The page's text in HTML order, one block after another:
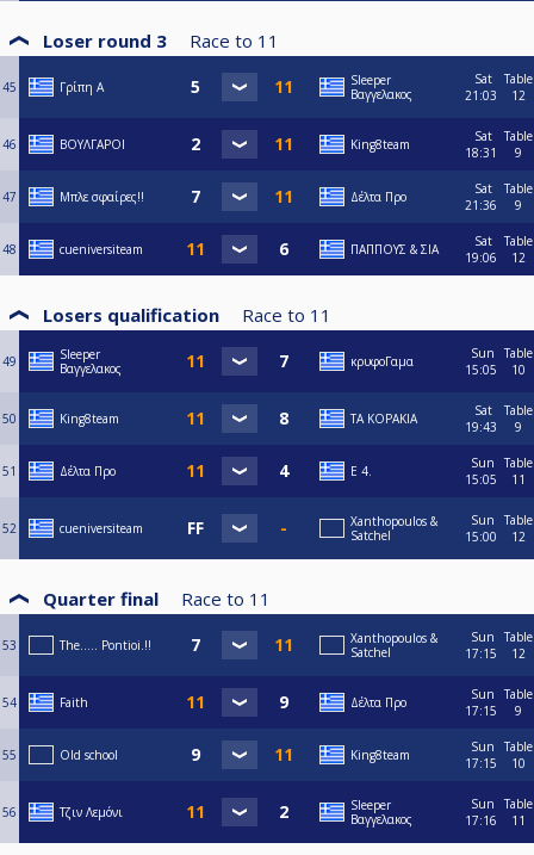
Loser round 3 Race to 11
45 Γρίπη Α
Sleeper
Βαγγελακος
Sat
21:03
Table
12
46 ΒΟΥΛΓΑΡΟΙ King8team
Sat
18:31
Table
9
47 Μπλε σφαίρες!! Δέλτα Προ
Sat
21:36
Table
9
48 cueniversiteam ΠΑΠΠΟΥΣ & ΣΙΑ
Sat
19:06
Table
12
Losers qualification Race to 11
49
Sleeper
Βαγγελακος
κρυφοΓαμα
Sun
15:05
Table
10
50 King8team ΤΑ ΚΟΡΑΚΙΑ
Sat
19:43
Table
9
51 Δέλτα Προ E 4.
Sun
15:05
Table
11
52 cueniversiteam
Xanthopoulos &
Satchel
Sun
15:00
Table
12
Quarter final Race to 11
53 The..... Pontioi.!!
Xanthopoulos &
Satchel
Sun
17:15
Table
12
54 Faith Δέλτα Προ
Sun
17:15
Table
9
55 Old school King8team
Sun
17:15
Table
10
56 Τζιν Λεμόνι
Sleeper
Βαγγελακος
Sun
17:16
Table
11